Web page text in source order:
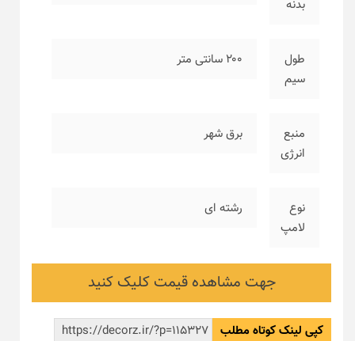
بدنه
طول
سیم
۲۰۰ سانتی متر
منبع
انرژی
برق شهر
نوع
لامپ
رشته ای
جهت مشاهده قیمت کلیک کنید
کپی لینک کوتاه مطلب